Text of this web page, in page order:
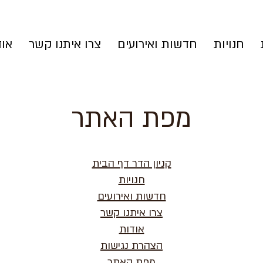
חנויות חדשות ואירועים צרו איתנו קשר
מפת האתר
קניון הדר דף הבית
חנויות
חדשות ואירועים
צרו איתנו קשר
אודות
הצהרת נגישות